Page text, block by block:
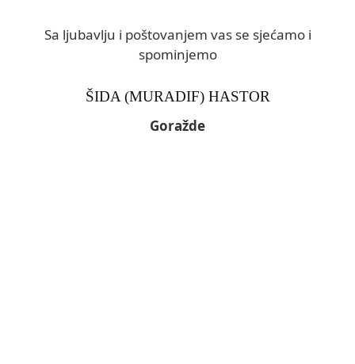
Sa ljubavlju i poštovanjem vas se sjećamo i
spominjemo
ŠIDA (MURADIF) HASTOR
Goražde